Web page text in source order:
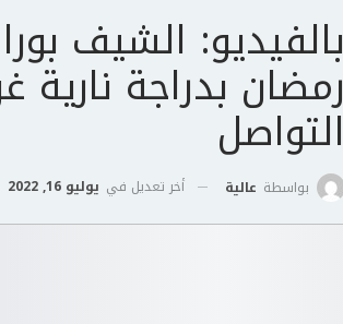
بالفيديو: الشيف
رمضان بدراجة
التواصل
بواسطة عالية أخر تعديل في يوليو 16, 2022